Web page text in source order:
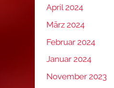
April 2024
März 2024
Februar 2024
Januar 2024
November 2023